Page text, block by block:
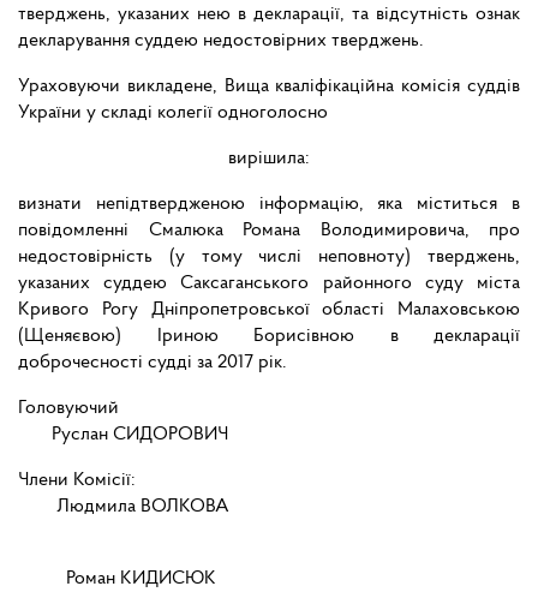
тверджень, указаних нею в декларації, та відсутність ознак
декларування суддею недостовірних тверджень.
Ураховуючи викладене, Вища кваліфікаційна комісія суддів
України у складі колегії одноголосно
вирішила:
визнати непідтвердженою інформацію, яка міститься в
повідомленні Смалюка Романа Володимировича, про
недостовірність (у тому числі неповноту) тверджень,
указаних суддею Саксаганського районного суду міста
Кривого Рогу Дніпропетровської області Малаховською
(Щеняєвою) Іриною Борисівною в декларації
доброчесності судді за 2017 рік.
Головуючий
Руслан СИДОРОВИЧ
Члени Комісії:
Людмила ВОЛКОВА
Роман КИДИСЮК